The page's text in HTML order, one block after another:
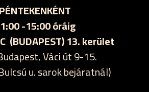
PÉNTEKENKÉNT
-15:00 óráig
(BUDAPEST) 13. kerület
Váci út 9-15.
u. sarok bejáratnál)